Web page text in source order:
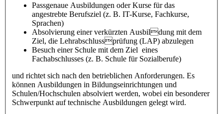
Passgenaue Ausbildungen oder Kurse für das
angestrebte Berufsziel (z. B. IT-Kurse, Fachkurse,
Sprachen)
Absolvierung einer verkürzten Ausbildung mit dem
Ziel, die Lehrabschlussprüfung (LAP) abzulegen
Besuch einer Schule mit dem Ziel eines
Fachabschlusses (z. B. Schule für Sozialberufe)
und richtet sich nach den betrieblichen Anforderungen. Es
können Ausbildungen in Bildungseinrichtungen und
Schulen/Hochschulen absolviert werden, wobei ein besonderer
Schwerpunkt auf technische Ausbildungen gelegt wird.